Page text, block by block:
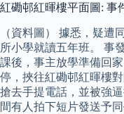
紅磡邨紅暉樓平面圖: 事
（資料圖） 據悉，疑遭
所小學就讀五年班。 事
課後，事主放學準備回
停，挾往紅磡邨紅暉樓
搶去手提電話，並被強
間有人拍下短片發送予